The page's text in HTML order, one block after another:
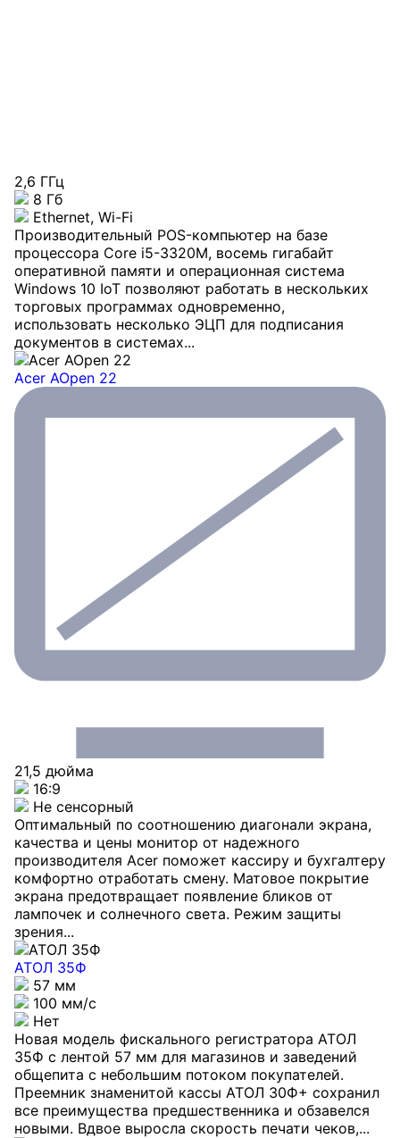
2,6 ГГц
8 Гб
Ethernet, Wi-Fi
Производительный POS-компьютер на базе
процессора Core i5-3320M, восемь гигабайт
оперативной памяти и операционная система
Windows 10 IoT позволяют работать в нескольких
торговых программах одновременно,
использовать несколько ЭЦП для подписания
документов в системах...
Acer AOpen 22
21,5 дюйма
16:9
Не сенсорный
Оптимальный по соотношению диагонали экрана,
качества и цены монитор от надежного
производителя Acer поможет кассиру и бухгалтеру
комфортно отработать смену. Матовое покрытие
экрана предотвращает появление бликов от
лампочек и солнечного света. Режим защиты
зрения...
АТОЛ 35Ф
57 мм
100 мм/с
Нет
Новая модель фискального регистратора АТОЛ
35Ф с лентой 57 мм для магазинов и заведений
общепита с небольшим потоком покупателей.
Преемник знаменитой кассы АТОЛ 30Ф+ сохранил
все преимущества предшественника и обзавелся
новыми. Вдвое выросла скорость печати чеков,...